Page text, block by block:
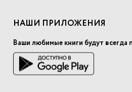
НАШИ ПРИЛОЖЕНИЯ
Ваши любимые книги будут всегда